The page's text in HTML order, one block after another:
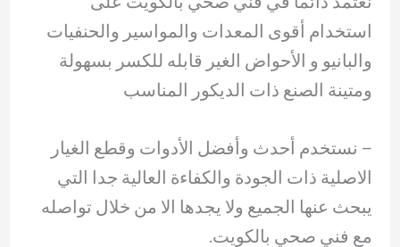
استخدام أقوى المعدات والمواسير والحنفيات
والبانيو و الأحواض الغير قابله للكسر بسهولة
ومتينة الصنع ذات الديكور المناسب
– نستخدم أحدث وأفضل الأدوات وقطع الغيار
الاصلية ذات الجودة والكفاءة العالية جدا التي
يبحث عنها الجميع ولا يجدها الا من خلال تواصله
مع فني صحي بالكويت.